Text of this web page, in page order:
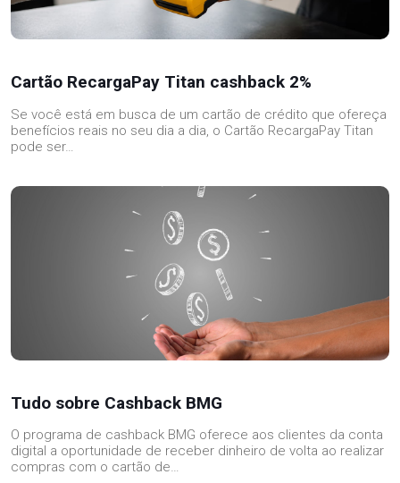
Cartão RecargaPay Titan cashback 2%
Se você está em busca de um cartão de crédito que ofereça
benefícios reais no seu dia a dia, o Cartão RecargaPay Titan
pode ser…
Tudo sobre Cashback BMG
O programa de cashback BMG oferece aos clientes da conta
digital a oportunidade de receber dinheiro de volta ao realizar
compras com o cartão de…